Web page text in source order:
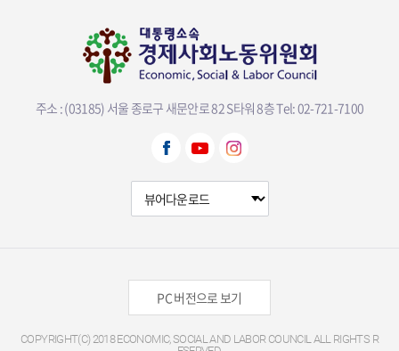
주소 : (03185) 서울 종로구 새문안로 82 S타워 8층Tel: 02-721-7100
뷰어다운로드 선택
PC 버전으로 보기
COPYRIGHT(C) 2018 ECONOMIC, SOCIAL AND LABOR COUNCIL ALL RIGHTS R